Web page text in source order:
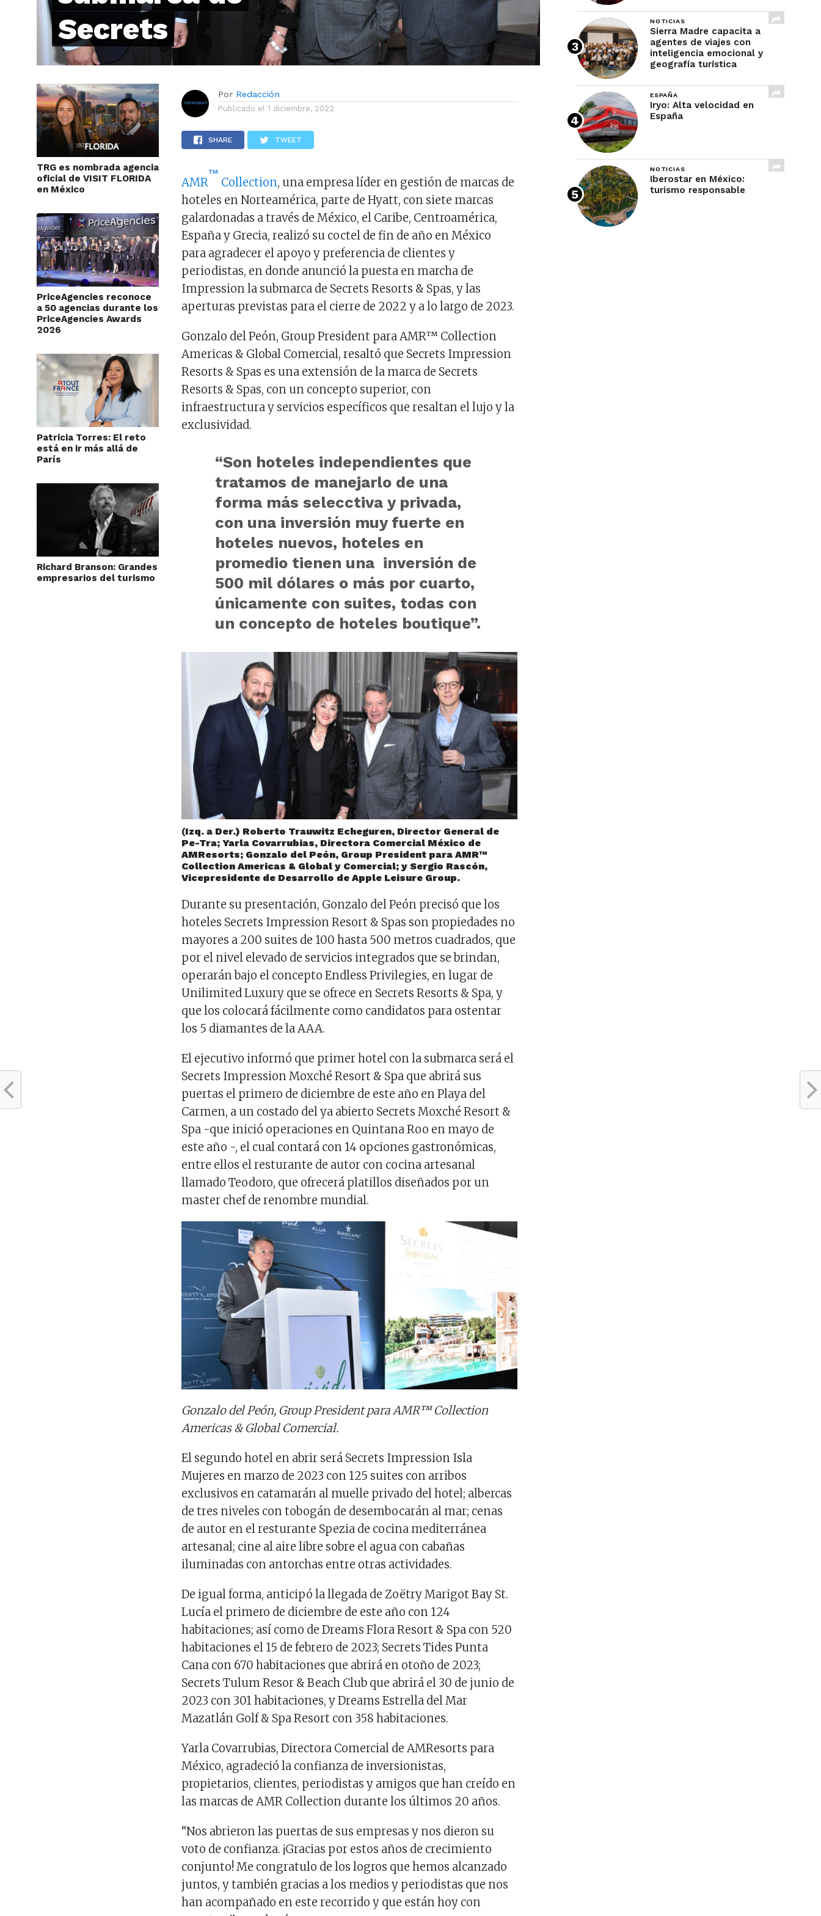
Secrets
TRG es nombrada agencia
oficial de VISIT FLORIDA
en México
PriceAgencies reconoce
a 50 agencias durante los
PriceAgencies Awards
2026
Patricia Torres: El reto
está en ir más allá de
París
Richard Branson: Grandes
empresarios del turismo
Por Redacción
Publicado el 1 diciembre, 2022
SHARE TWEET
AMR
™
Collection, una empresa líder en gestión de marcas de
hoteles en Norteamérica, parte de Hyatt, con siete marcas
galardonadas a través de México, el Caribe, Centroamérica,
España y Grecia, realizó su coctel de fin de año en México
para agradecer el apoyo y preferencia de clientes y
periodistas, en donde anunció la puesta en marcha de
Impression la submarca de Secrets Resorts & Spas, y las
aperturas previstas para el cierre de 2022 y a lo largo de 2023.
Gonzalo del Peón, Group President para AMR™ Collection
Americas & Global Comercial, resaltó que Secrets Impression
Resorts & Spas es una extensión de la marca de Secrets
Resorts & Spas, con un concepto superior, con
infraestructura y servicios específicos que resaltan el lujo y la
exclusividad.
“Son hoteles independientes que
tratamos de manejarlo de una
forma más selecctiva y privada,
con una inversión muy fuerte en
hoteles nuevos, hoteles en
promedio tienen una inversión de
500 mil dólares o más por cuarto,
únicamente con suites, todas con
un concepto de hoteles boutique”.
(Izq. a Der.) Roberto Trauwitz Echeguren, Director General de
Pe-Tra; Yarla Covarrubias, Directora Comercial México de
AMResorts; Gonzalo del Peón, Group President para AMR™
Collection Americas & Global y Comercial; y Sergio Rascón,
Vicepresidente de Desarrollo de Apple Leisure Group.
Durante su presentación, Gonzalo del Peón precisó que los
hoteles Secrets Impression Resort & Spas son propiedades no
mayores a 200 suites de 100 hasta 500 metros cuadrados, que
por el nivel elevado de servicios integrados que se brindan,
operarán bajo el concepto Endless Privilegies, en lugar de
Unilimited Luxury que se ofrece en Secrets Resorts & Spa, y
que los colocará fácilmente como candidatos para ostentar
los 5 diamantes de la AAA.
El ejecutivo informó que primer hotel con la submarca será el
Secrets Impression Moxché Resort & Spa que abrirá sus
puertas el primero de diciembre de este año en Playa del
Carmen, a un costado del ya abierto Secrets Moxché Resort &
Spa -que inició operaciones en Quintana Roo en mayo de
este año -, el cual contará con 14 opciones gastronómicas,
entre ellos el resturante de autor con cocina artesanal
llamado Teodoro, que ofrecerá platillos diseñados por un
master chef de renombre mundial.
Gonzalodel Peón, Group President para AMR™ Collection
Americas & Global Comercial.
El segundo hotel en abrir será Secrets Impression Isla
Mujeres en marzo de 2023 con 125 suites con arribos
exclusivos en catamarán al muelle privado del hotel; albercas
de tres niveles con tobogán de desembocarán al mar; cenas
de autor en el resturante Spezia de cocina mediterránea
artesanal; cine al aire libre sobre el agua con cabañas
iluminadas con antorchas entre otras actividades.
De igual forma, anticipó la llegada de Zoëtry Marigot Bay St.
Lucía el primero de diciembre de este año con 124
habitaciones; así como de Dreams Flora Resort & Spa con 520
habitaciones el 15 de febrero de 2023; Secrets Tides Punta
Cana con 670 habitaciones que abrirá en otoño de 2023;
Secrets Tulum Resor & Beach Club que abrirá el 30 de junio de
2023 con 301 habitaciones, y Dreams Estrella del Mar
Mazatlán Golf & Spa Resort con 358 habitaciones.
Yarla Covarrubias, Directora Comercial de AMResorts para
México, agradeció la confianza de inversionistas,
propietarios, clientes, periodistas y amigos que han creído en
las marcas de AMR Collection durante los últimos 20 años.
“Nos abrieron las puertas de sus empresas y nos dieron su
voto de confianza. ¡Gracias por estos años de crecimiento
conjunto! Me congratulo de los logros que hemos alcanzado
juntos, y también gracias a los medios y periodistas que nos
han acompañado en este recorrido y que están hoy con
NOTICIAS
Sierra Madre capacita a
agentes de viajes con
inteligencia emocional y
geografía turística
ESPAÑA
Iryo: Alta velocidad en
España
NOTICIAS
Iberostar en México:
turismo responsable